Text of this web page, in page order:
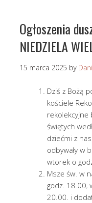
Ogłoszenia
NIEDZIELA
15 marca 2025 by
Dziś z Bożą
kościele
rekolekcyjne
świętych
dziećmi z
odbywały w
wtorek o
Msze św. w
godz. 18.00,
20.00. i